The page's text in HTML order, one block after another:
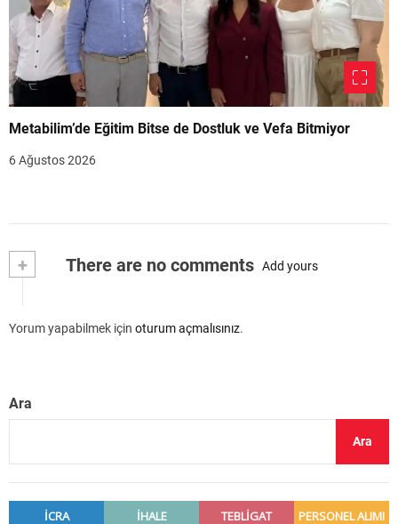
Metabilim’de Eğitim Bitse de Dostluk ve Vefa Bitmiyor
6 Ağustos 2026
+ There are no comments Add yours
Yorum yapabilmek için oturum açmalısınız.
Ara
Ara